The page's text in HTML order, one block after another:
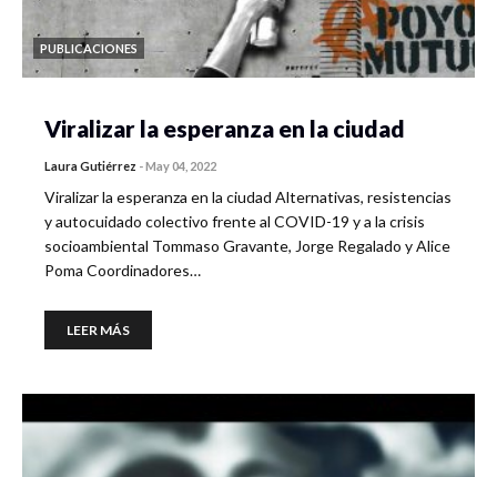
PUBLICACIONES
Viralizar la esperanza en la ciudad
Laura Gutiérrez -May 04, 2022
Viralizar la esperanza en la ciudad Alternativas, resistencias
y autocuidado colectivo frente al COVID-19 y a la crisis
socioambiental Tommaso Gravante, Jorge Regalado y Alice
Poma Coordinadores…
LEER MÁS